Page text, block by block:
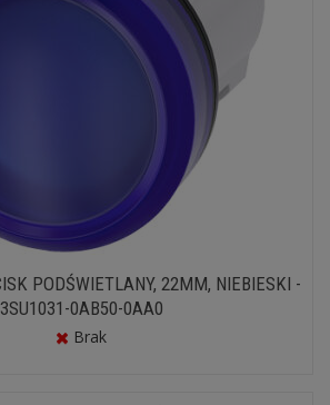
PODŚWIETLANY, 22MM, NIEBIESKI -
3SU1031-0AB50-0AA0
Brak